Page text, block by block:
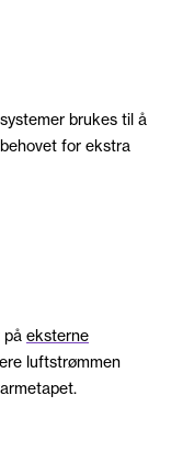
brukes til å
for ekstra
eksterne
luftstrømmen